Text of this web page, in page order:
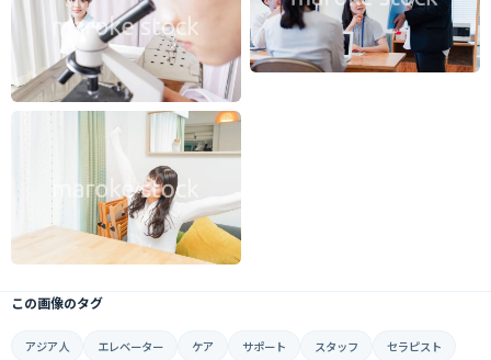
この画像のタグ
アジア人 エレベーター ケア サポート スタッフ
セラピスト